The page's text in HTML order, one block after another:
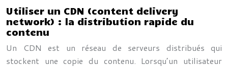
Utiliser un CDN (content delivery
network) : la distribution rapide du
contenu
Un CDN est un réseau de serveurs distribués qui
stockent une copie du contenu. Lorsqu’un utilisateur